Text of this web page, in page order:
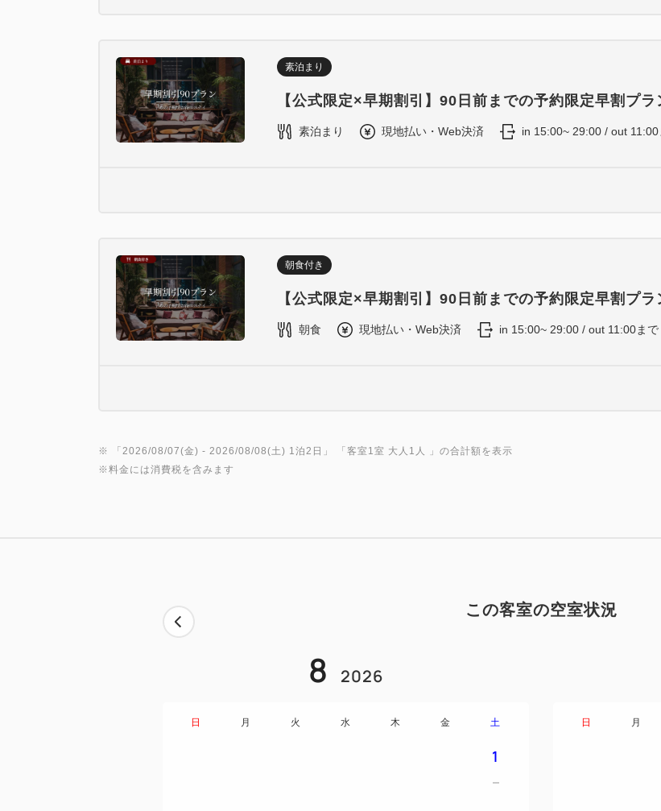
素泊まり
【公式限定×早期割引】90日前までの予約限定早割プラ
素泊まり 現地払い・Web決済 in 15:00~ 29:00 / out 11:00
朝食付き
【公式限定×早期割引】90日前までの予約限定早割プラ
朝食 現地払い・Web決済 in 15:00~ 29:00 / out 11:00まで
※ 「 2026/08/07(金) - 2026/08/08(土) 1泊2日 」 「 客室1室 大人1人
」の合計額を表示
※料金には消費税を含みます
この客室の空室状況
8 2026
日 月 火 水 木 金 土
1
日 月